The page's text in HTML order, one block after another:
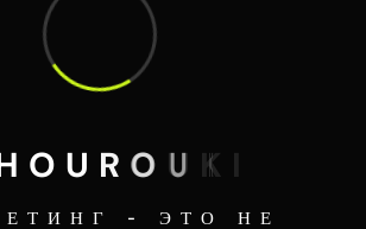
O U R O U K I
- ЭТО НЕ